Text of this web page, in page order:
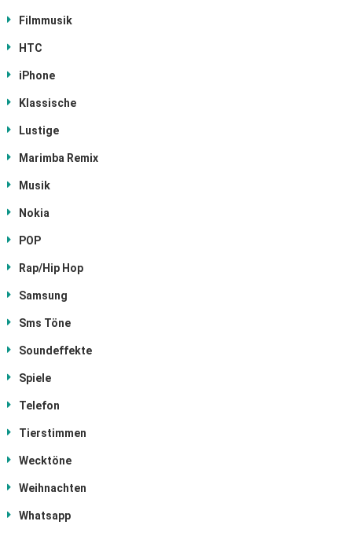
Filmmusik
HTC
iPhone
Klassische
Lustige
Marimba Remix
Musik
Nokia
POP
Rap/Hip Hop
Samsung
Sms Töne
Soundeffekte
Spiele
Telefon
Tierstimmen
Wecktöne
Weihnachten
Whatsapp